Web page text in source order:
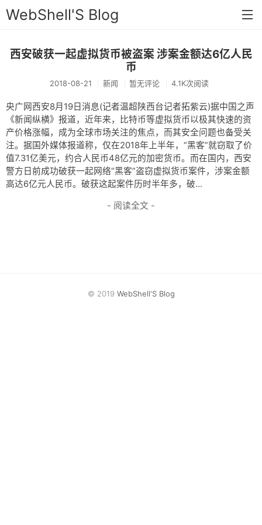
WebShell'S Blog
首页
分类
安全
新闻
技术
工具
Rss
西安破获一起虚拟货币被盗案 涉案金额达6亿人民
币
2018-08-21 新闻 暂无评论 4.1K次阅读
央广网西安8月19日消息(记者温超陕西台记者拓紫云)据中国之声
《新闻纵横》报道，近年来，比特币等虚拟货币以极其快速的资
产价格涨幅，成为全球市场关注的焦点，而其安全问题也备受关
注。据国外媒体报道称，仅在2018年上半年，“黑客”就窃取了价
值7.31亿美元，约合人民币48亿元的加密货币。而在国内，西安
警方日前成功破获一起网络“黑客”盗窃虚拟货币案件，涉案金额
高达6亿元人民币。破获这起案件历时半年多，破...
- 阅读全文 -
© 2019 WebShell'S Blog